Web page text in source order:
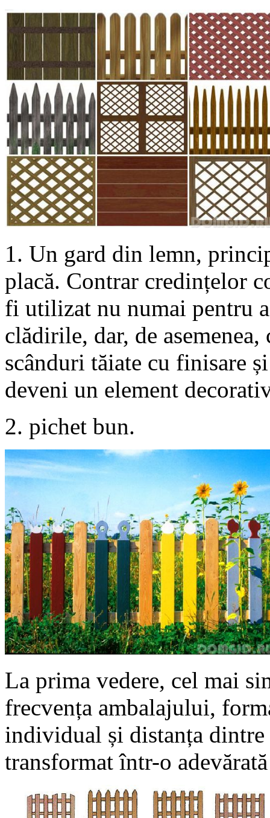
1. Un gard din lemn,
placă. Contrar credințelor
fi utilizat nu numai pentru
clădirile, dar, de
scânduri tăiate cu finisare
deveni un element
2. pichet bun.
La prima vedere, cel mai
frecvența ambalajului,
individual și distanța
transformat într-o